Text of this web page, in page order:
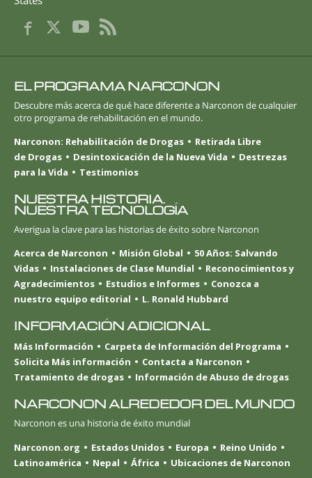
EL PROGRAMA NARCONON
Descubre más acerca de qué hace diferente a Narconon de cualquier
otro programa de rehabilitación en el mundo.
Narconon: Rehabilitación de Drogas
Retirada Libre
de Drogas
Desintoxicación de la Nueva Vida
Destrezas
para la Vida
Testimonios
NUESTRA HISTORIA.
NUESTRA TECNOLOGÍA
Averigua la clave para las historias de éxito sobre Narconon
Acerca de Narconon
Misión Global
50 Años: Salvando
Vidas
Instalaciones de Clase Mundial
Reconocimientos y
Agradecimientos
Estudios e Informes
Conozca a
nuestro equipo editorial
L. Ronald Hubbard
INFORMACIÓN ADICIONAL
Más Información
Carpeta de Información del Programa
Solicita Más información
Contacta a Narconon
Tratamiento de drogas
Información de Abuso de drogas
NARCONON ALREDEDOR DEL MUNDO
Narconon es una historia de éxito mundial
Narconon.org
Estados Unidos Europa
Reino Unido
Latinoamérica
Nepal África Ubicaciones de Narconon